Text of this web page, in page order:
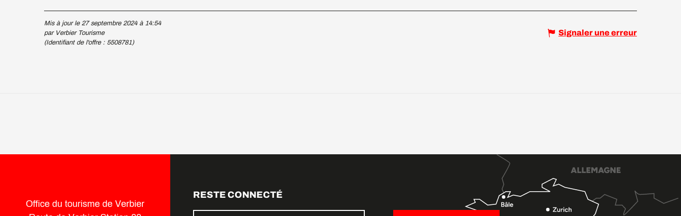
Mis à jour le 27 septembre 2024 à 14:54
par Verbier Tourisme
(Identifiant de l'offre : 5508781)
Signaler une erreur
Office du tourisme de Verbier
RESTE CONNECTÉ